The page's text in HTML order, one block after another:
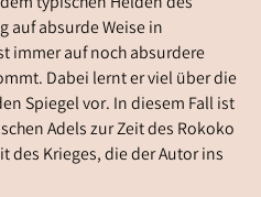
auf absurde Weise in
immer auf noch absurdere
Dabei lernt er viel über die
Spiegel vor. In diesem Fall ist
Adels zur Zeit des Rokoko
des Krieges, die der Autor ins